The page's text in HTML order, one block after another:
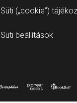
Süti („cookie”)
Süti beállítások